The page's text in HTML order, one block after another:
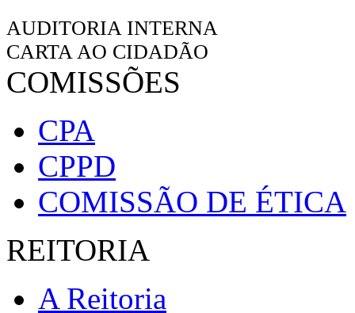
AUDITORIA INTERNA
CARTA AO CIDADÃO
COMISSÕES
CPA
CPPD
COMISSÃO DE ÉTICA
REITORIA
A Reitoria